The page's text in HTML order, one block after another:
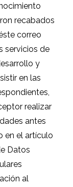
recabados
correo
servicios de
y
en las
realizar
antes
en el artículo
Datos
al